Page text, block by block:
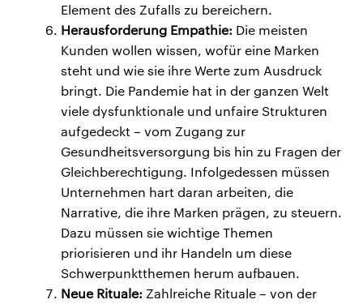
Element des Zufalls zu bereichern.
Herausforderung Empathie: Die meisten
Kunden wollen wissen, wofür eine Marken
steht und wie sie ihre Werte zum Ausdruck
bringt. Die Pandemie hat in der ganzen Welt
viele dysfunktionale und unfaire Strukturen
aufgedeckt – vom Zugang zur
Gesundheitsversorgung bis hin zu Fragen der
Gleichberechtigung. Infolgedessen müssen
Unternehmen hart daran arbeiten, die
Narrative, die ihre Marken prägen, zu steuern.
Dazu müssen sie wichtige Themen
priorisieren und ihr Handeln um diese
Schwerpunktthemen herum aufbauen.
Neue Rituale: Zahlreiche Rituale – von der